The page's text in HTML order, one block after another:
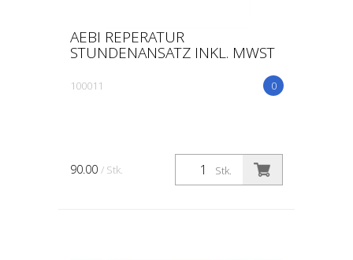
AEBI REPERATUR
STUNDENANSATZ INKL. MWST
0
100011
Stk.
90.00 / Stk.